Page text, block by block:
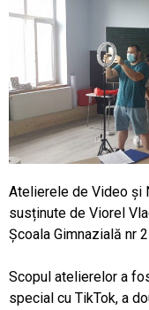
Atelierele de Video și
susținute de Viorel
Școala Gimnazială nr
Scopul atelierelor a
special cu TikTok, a